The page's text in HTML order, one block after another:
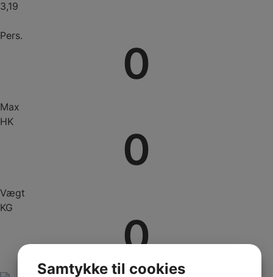
3,19
Pers.
0
Max
HK
0
Vægt
KG
0
Samtykke til cookies